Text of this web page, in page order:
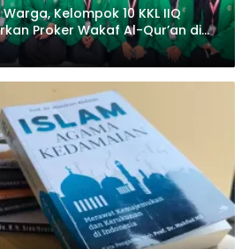
Kelompok 10 KKL IIQ
Proker Wakaf Al-Qur’an di